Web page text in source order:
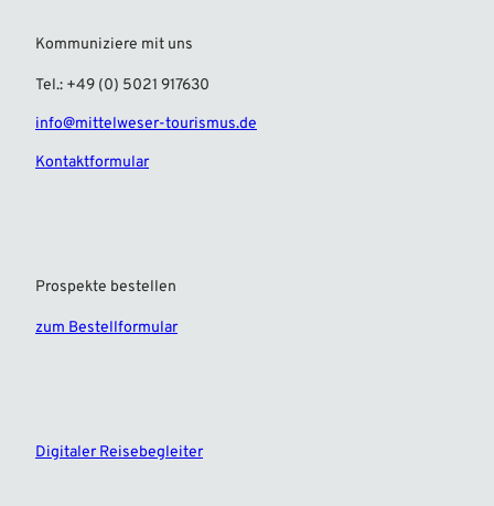
Kommuniziere mit uns
Tel.: +49 (0) 5021 917630
info@mittelweser-tourismus.de
Kontaktformular
Prospekte bestellen
zum Bestellformular
e
b
a
Digitaler Reisebegleiter